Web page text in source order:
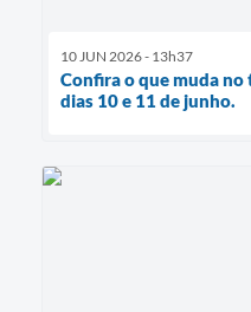
10 JUN 2026 - 13h37
Confira o que muda
dias 10 e 11 de junho.